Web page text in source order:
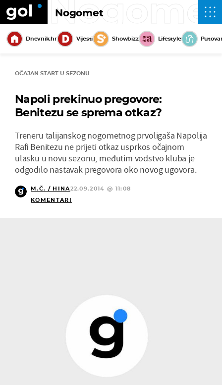
Nogomet
Dnevnik.hr Vijesti Showbizz Lifestyle
OČAJAN START U SEZONU
Napoli prekinuo pregovore:
Benitezu se sprema otkaz?
Treneru talijanskog nogometnog prvoligaša Napolija
Rafi Benitezu ne prijeti otkaz usprkos očajnom
ulasku u novu sezonu, međutim vodstvo kluba je
odgodilo nastavak pregovora oko novog ugovora.
M.Č. / HINA22.09.2014 @ 11:08
KOMENTARI